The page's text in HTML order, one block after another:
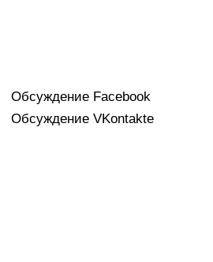
Обсуждение Facebook
Обсуждение VKontakte